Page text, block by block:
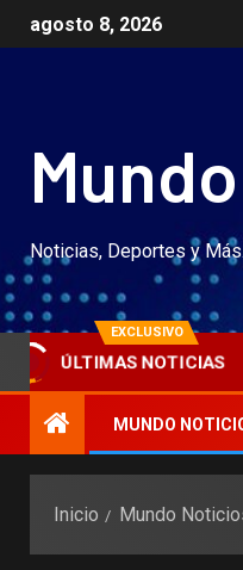
agosto 8, 2026
Noticias, Deportes y Más.
EXCLUSIVO
ÚLTIMAS NOTICIAS
in the us give genuine-big
MUNDO
Inicio Mundo